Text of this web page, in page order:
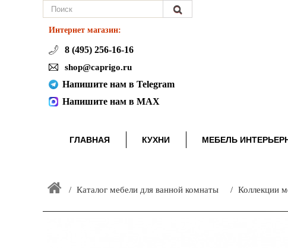
Интернет магазин:
8 (495) 256-16-16
shop@caprigo.ru
Напишите нам в Telegram
Напишите нам в MAX
ГЛАВНАЯ КУХНИ МЕБЕЛЬ
Каталог мебели для ванной комнаты Коллекции